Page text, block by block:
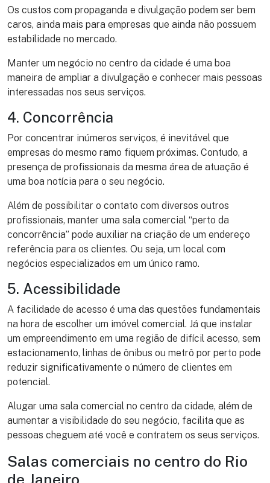
Os custos com propaganda e divulgação podem ser bem
caros, ainda mais para empresas que ainda não possuem
estabilidade no mercado.
Manter um negócio no centro da cidade é uma boa
maneira de ampliar a divulgação e conhecer mais pessoas
interessadas nos seus serviços.
4. Concorrência
Por concentrar inúmeros serviços, é inevitável que
empresas do mesmo ramo fiquem próximas. Contudo, a
presença de profissionais da mesma área de atuação é
uma boa notícia para o seu negócio.
Além de possibilitar o contato com diversos outros
profissionais, manter uma sala comercial “perto da
concorrência” pode auxiliar na criação de um endereço
referência para os clientes. Ou seja, um local com
negócios especializados em um único ramo.
5. Acessibilidade
A facilidade de acesso é uma das questões fundamentais
na hora de escolher um imóvel comercial. Já que instalar
um empreendimento em uma região de difícil acesso, sem
estacionamento, linhas de ônibus ou metrô por perto pode
reduzir significativamente o número de clientes em
potencial.
Alugar uma sala comercial no centro da cidade, além de
aumentar a visibilidade do seu negócio, facilita que as
pessoas cheguem até você e contratem os seus serviços.
Salas comerciais no centro do Rio